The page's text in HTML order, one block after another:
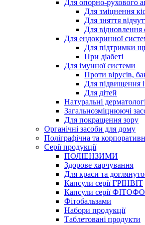
Для опорно-рухового
Для зміцнення
Для зняття
Для відновлення
Для ендокринної
Для підтримки
При діабеті
Для імунної системи
Проти вірусів,
Для підвищення
Для дітей
Натуральні
Загальнозміцнюючі
Для покращення зору
Органічні засоби для дому
Поліграфічна та
Серії продукції
ПОЛІЕНЗИМИ
Здорове харчування
Для краси та
Капсули серії ГРІНВІТ
Капсули серії
Фітобальзами
Набори продукції
Таблетовані продукти